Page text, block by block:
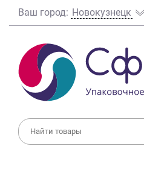
Ваш город: Новокузнецк